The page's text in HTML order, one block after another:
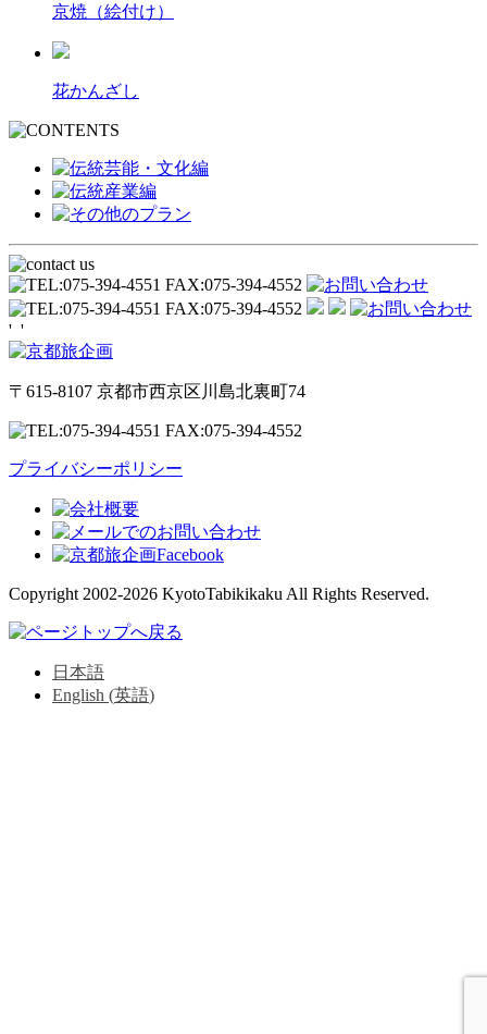
京焼（絵付け）
花かんざし
' '
〒615-8107 京都市西京区川島北裏町74
プライバシーポリシー
Copyright 2002-2026 KyotoTabikikaku All Rights Reserved.
日本語
English (英語)